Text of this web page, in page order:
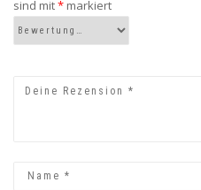
sind mit* markiert